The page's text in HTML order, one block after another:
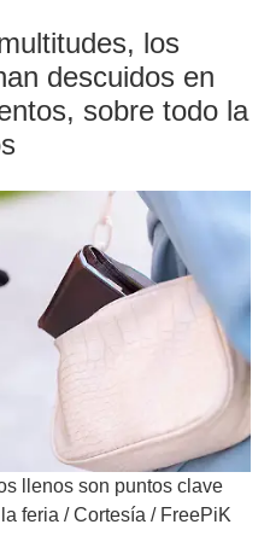
los
descuidos en
sobre todo la
llenos son puntos clave
feria /Cortesía / FreePiK